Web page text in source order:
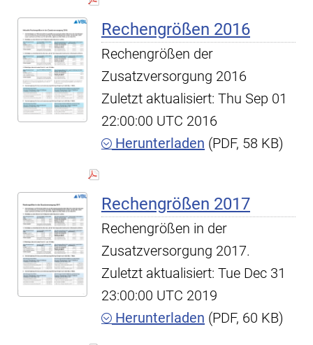
Rechengrößen 2016
Rechengrößen der
Zusatzversorgung 2016
Zuletzt aktualisiert: Thu Sep 01
22:00:00 UTC 2016
Herunterladen (PDF, 58 KB)
Rechengrößen 2017
Rechengrößen in der
Zusatzversorgung 2017.
Zuletzt aktualisiert: Tue Dec 31
23:00:00 UTC 2019
Herunterladen (PDF, 60 KB)